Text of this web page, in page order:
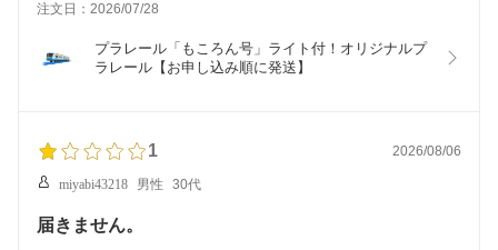
注文日：2026/07/28
プラレール「もころん号」ライト付！オリジナルプ
ラレール【お申し込み順に発送】
1 2026/08/06
miyabi43218 男性 30代
届きません。